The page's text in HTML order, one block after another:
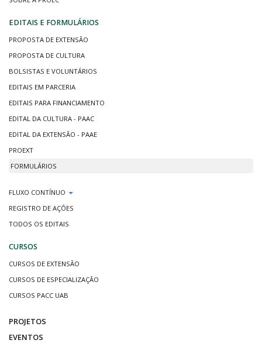
EDITAIS E FORMULÁRIOS
PROPOSTA DE EXTENSÃO
PROPOSTA DE CULTURA
BOLSISTAS E VOLUNTÁRIOS
EDITAIS EM PARCERIA
EDITAIS PARA FINANCIAMENTO
EDITAL DA CULTURA - PAAC
EDITAL DA EXTENSÃO - PAAE
PROEXT
FORMULÁRIOS
FLUXO CONTÍNUO
REGISTRO DE AÇÕES
TODOS OS EDITAIS
CURSOS
CURSOS DE EXTENSÃO
CURSOS DE ESPECIALIZAÇÃO
CURSOS PACC UAB
PROJETOS
EVENTOS